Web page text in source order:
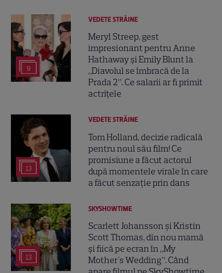
9
VEDETE STRĂINE
Meryl Streep, gest
impresionant pentru Anne
Hathaway și Emily Blunt la
„Diavolul se îmbracă de la
Prada 2”. Ce salarii ar fi primit
actrițele
13
VEDETE STRĂINE
Tom Holland, decizie radicală
pentru noul său film! Ce
promisiune a făcut actorul
după momentele virale în care
a făcut senzație prin dans
13
SKYSHOWTIME
Scarlett Johansson și Kristin
Scott Thomas, din nou mamă
și fiică pe ecran în „My
Mother's Wedding”. Când